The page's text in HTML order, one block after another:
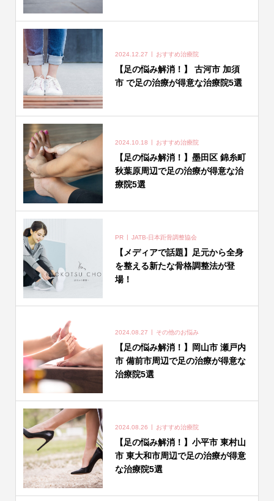
2024.12.27 おすすめ治療院
【足の悩み解消！】 古河市 加須
市 で足の治療が得意な治療院5選
2024.10.18 おすすめ治療院
【足の悩み解消！】墨田区 錦糸町
秋葉原周辺で足の治療が得意な治
療院5選
PR JATB-日本距骨調整協会
【メディアで話題】足元から全身
を整える新たな骨格調整法が登
場！
2024.08.27 その他のお悩み
【足の悩み解消！】岡山市 瀬戸内
市 備前市周辺で足の治療が得意な
治療院5選
2024.08.26 おすすめ治療院
【足の悩み解消！】小平市 東村山
市 東大和市周辺で足の治療が得意
な治療院5選